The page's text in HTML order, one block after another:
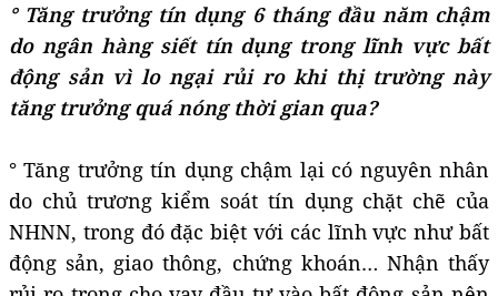
° Tăng trưởng tín dụng 6 tháng đầu năm chậm
do ngân hàng siết tín dụng trong lĩnh vực bất
động sản vì lo ngại rủi ro khi thị trường này
tăng trưởng quá nóng thời gian qua?
° Tăng trưởng tín dụng chậm lại có nguyên nhân
do chủ trương kiểm soát tín dụng chặt chẽ của
NHNN, trong đó đặc biệt với các lĩnh vực như bất
động sản, giao thông, chứng khoán… Nhận thấy